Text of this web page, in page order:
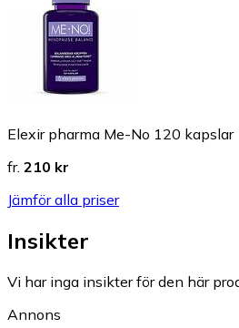
Elexir pharma Me-No 120 kapslar
fr. 210 kr
Jämför alla priser
Insikter
Vi har inga insikter för den här
Annons